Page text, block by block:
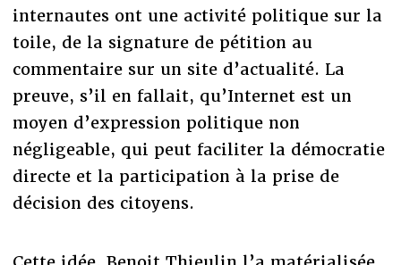
internautes ont une activité politique sur la
toile, de la signature de pétition au
commentaire sur un site d’actualité. La
preuve, s’il en fallait, qu’Internet est un
moyen d’expression politique non
négligeable, qui peut faciliter la démocratie
directe et la participation à la prise de
décision des citoyens.